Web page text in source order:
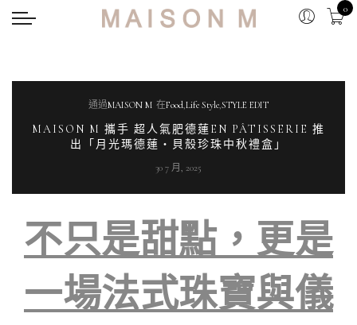
0
通過MAISON M 在Food,Life Style,STYLE EDIT
MAISON M 攜手 超人氣肥德蓮EN PÂTISSERIE 推
出「月光瑪德蓮・貝殼珍珠中秋禮盒」
30 7 月, 2025
不只是甜點，更是
一場法式珠寶與儀